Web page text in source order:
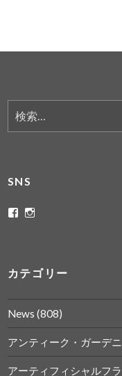
索:
SNS
ritaflower.calligraphy
ロ
フ
ー
ル
で
表
示
rita_ym
ロ
フ
ー
ル
で
表
示
カテゴリー
News (808)
アンティーク・ガーデ
アーティフィシャルフ